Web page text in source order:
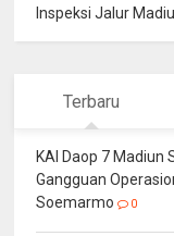
Inspeksi Jalur
Terbaru
KAI Daop 7
Gangguan
Soemarmo
0